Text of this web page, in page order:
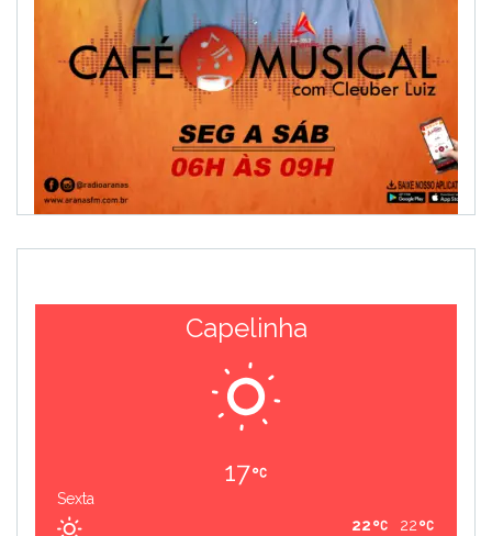
Capelinha
17
Sexta
22
22